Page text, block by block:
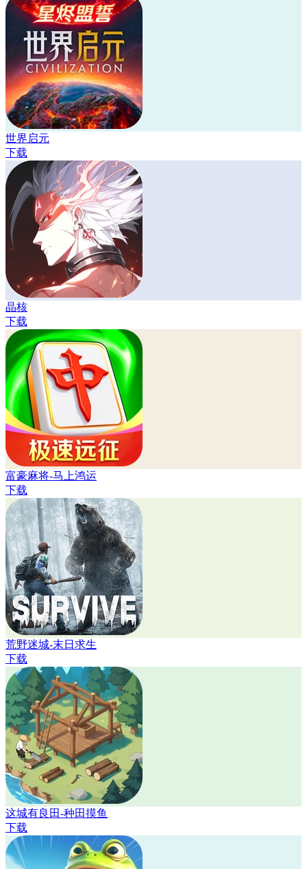
世界启元
下载
晶核
下载
富豪麻将-马上鸿运
下载
荒野迷城-末日求生
下载
这城有良田-种田摸鱼
下载